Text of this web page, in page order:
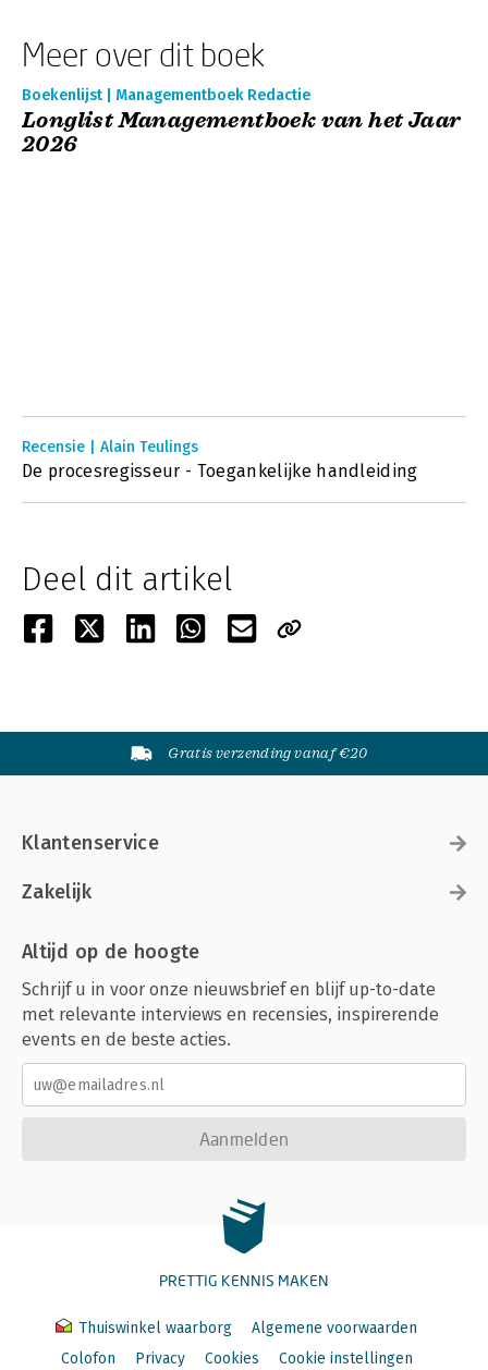
Meer over dit boek
Boekenlijst | Managementboek Redactie
Longlist Managementboek van het Jaar
2026
Recensie | Alain Teulings
De procesregisseur - Toegankelijke handleiding
Deel dit artikel
Gratis verzending vanaf €20
Klantenservice
Zakelijk
Altijd op de hoogte
Schrijf u in voor onze nieuwsbrief en blijf up-to-date
met relevante interviews en recensies, inspirerende
events en de beste acties.
Aanmelden
PRETTIG KENNIS MAKEN
Thuiswinkel waarborg
Algemene voorwaarden
Colofon
Privacy Cookies Cookie instellingen